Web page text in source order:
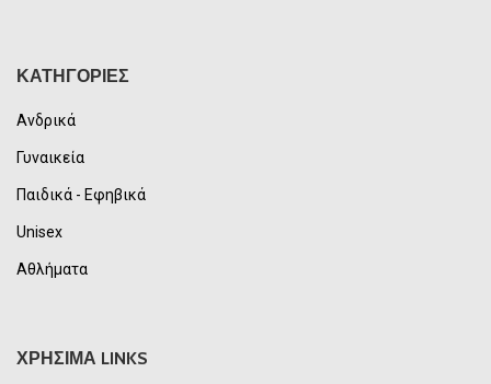
ΚΑΤΗΓΟΡΙΕΣ
Ανδρικά
Γυναικεία
Παιδικά - Εφηβικά
Unisex
Αθλήματα
ΧΡΗΣΙΜΑ LINKS